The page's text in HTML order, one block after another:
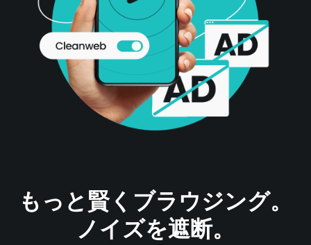
もっと賢くブラウジング。
ノイズを遮断。